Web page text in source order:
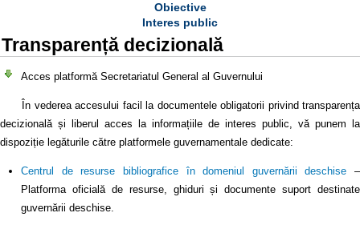
Obiective
Interes public
Transparență decizională
Acces platformă Secretariatul General al Guvernului
În vederea accesului facil la documentele obligatorii privind transparența
decizională și liberul acces la informațiile de interes public, vă punem la
dispoziție legăturile către platformele guvernamentale dedicate:
Centrul de resurse bibliografice în domeniul guvernării deschise –
Platforma oficială de resurse, ghiduri și documente suport destinate
guvernării deschise.